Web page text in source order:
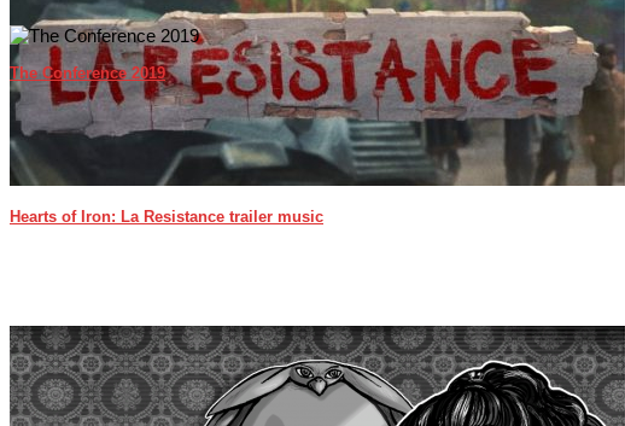
Hearts of Iron: La Resistance trailer music
The Conference 2019